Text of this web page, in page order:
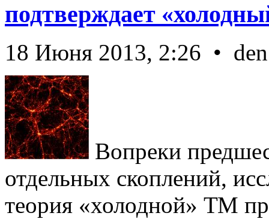
подтверждает
18 Июня 2013, 2:26 • den
Вопреки
отдельных скоплений,
теория «холодной» ТМ